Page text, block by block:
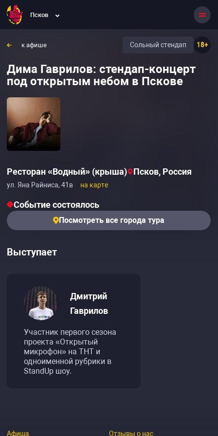
Псков
к афише 18+
Сольный стендап
Дима Гаврилов: стендап-концерт
под открытым небом в Пскове
Ресторан «Водный» (крыша) Псков, Россия
ул. Яна Райниса, 41в на карте
Событие состоялось
Посмотреть все города тура
Выступает
Дмитрий
Гаврилов
Участник первого сезона
проекта «Открытый
микрофон» на ТНТ и
одноименной рубрики в
StandUp шоу.
Афиша Отзывы о нас